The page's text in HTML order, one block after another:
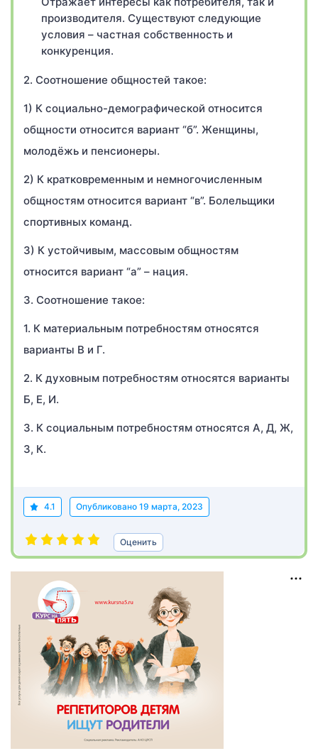
производителя. Существуют следующие
условия – частная собственность и
конкуренция.
2. Соотношение общностей такое:
1) К социально-демографической относится
общности относится вариант “б”. Женщины,
молодёжь и пенсионеры.
2) К кратковременным и немногочисленным
общностям относится вариант “в”. Болельщики
спортивных команд.
3) К устойчивым, массовым общностям
относится вариант “а” – нация.
3. Соотношение такое:
1. К материальным потребностям относятся
варианты В и Г.
2. К духовным потребностям относятся варианты
Б, Е, И.
3. К социальным потребностям относятся А, Д, Ж,
З, К.
4.1 Опубликовано 19 марта, 2023
Оценить